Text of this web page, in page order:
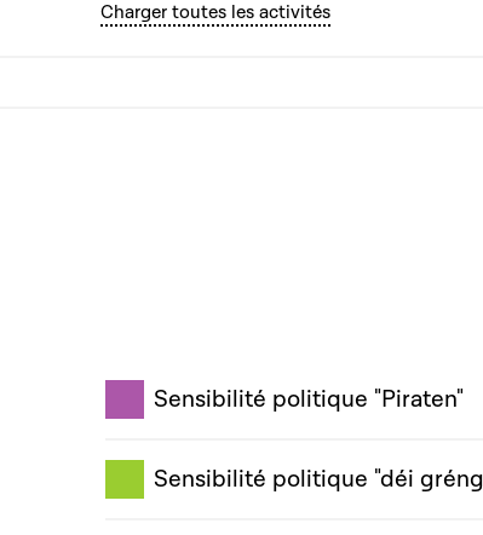
Charger toutes les activités
Sensibilité politique "Piraten"
Sensibilité politique "déi